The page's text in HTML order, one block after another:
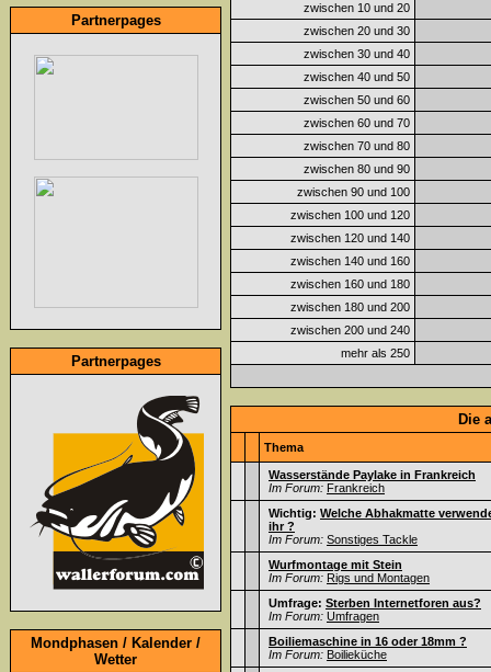
Partnerpages
Partnerpages
Mondphasen / Kalender /
Wetter
zwischen 10 und 20
zwischen 20 und 30
zwischen 30 und 40
zwischen 40 und 50
zwischen 50 und 60
zwischen 60 und 70
zwischen 70 und 80
zwischen 80 und 90
zwischen 90 und 100
zwischen 100 und 120
zwischen 120 und 140
zwischen 140 und 160
zwischen 160 und 180
zwischen 180 und 200
zwischen 200 und 240
mehr als 250
Die
Thema
Wasserstände Paylake in Frankreich
Im Forum: Frankreich
Wichtig: Welche Abhakmatte
ihr ?
Im Forum: Sonstiges Tackle
Wurfmontage mit Stein
Im Forum: Rigs und Montagen
Umfrage: Sterben Internetforen aus?
Im Forum: Umfragen
Boiliemaschine in 16 oder 18mm ?
Im Forum: Boilieküche